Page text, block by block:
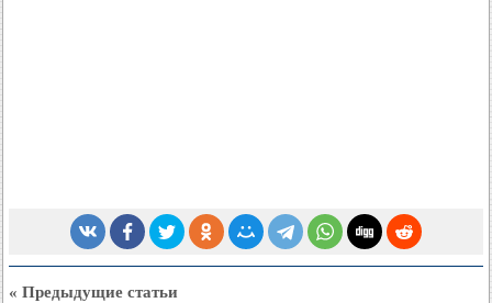
« Предыдущие статьи